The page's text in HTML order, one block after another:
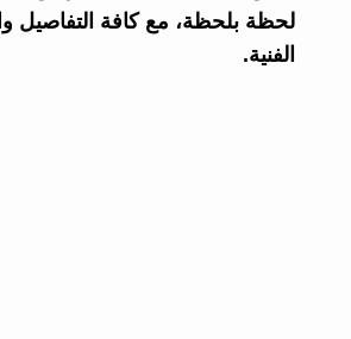
لحظة بلحظة، مع كافة التفاصيل
الفنية.